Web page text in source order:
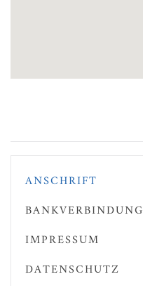
ANSCHRIFT
BANKVERBINDUNG
IMPRESSUM
DATENSCHUTZ